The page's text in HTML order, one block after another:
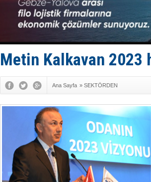
Metin Kalkavan 2023
Ana Sayfa » SEKTÖRDEN